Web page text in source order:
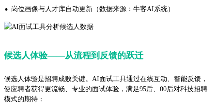
· 岗位画像与人才库自动更新（数据来源：牛客AI系统）
候选人体验——从流程到反馈的跃迁
候选人体验是招聘成败关键。AI面试工具通过在线互动、智能反馈，
使应聘者获得更流畅、专业的面试体验，满足95后、00后对科技招聘
模式的期待：